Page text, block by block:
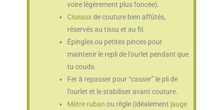
voire légèrement plus foncée).
Ciseaux de couture bien affûtés,
réservés au tissu et au fil.
Épingles ou petites pinces pour
maintenir le repli de l’ourlet pendant que
tu couds.
Fer à repasser pour “casser” le pli de
l’ourlet et le stabiliser avant couture.
Mètre ruban ou règle (idéalement jauge